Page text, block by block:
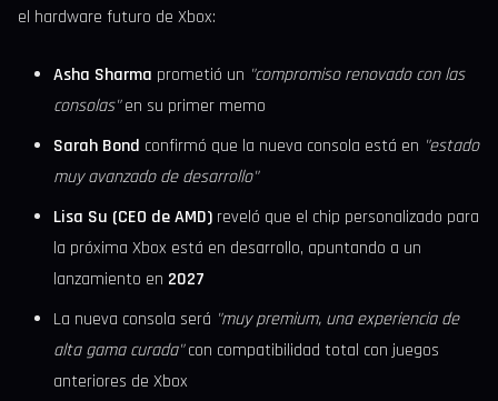
el hardware futuro de Xbox:
Asha Sharma prometió un "compromiso renovado con las
consolas"en su primer memo
Sarah Bond confirmó que la nueva consola está en "estado
muy avanzado de desarrollo"
Lisa Su (CEO de AMD) reveló que el chip personalizado para
la próxima Xbox está en desarrollo, apuntando a un
lanzamiento en 2027
La nueva consola será "muy premium, una experiencia de
alta gama curada"con compatibilidad total con juegos
anteriores de Xbox